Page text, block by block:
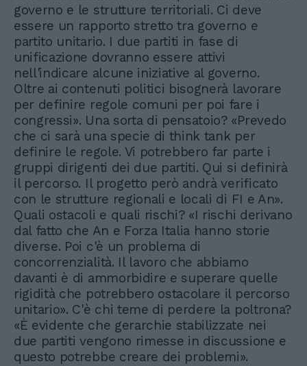
governo e le strutture territoriali. Ci deve
essere un rapporto stretto tra governo e
partito unitario. I due partiti in fase di
unificazione dovranno essere attivi
nell'indicare alcune iniziative al governo.
Oltre ai contenuti politici bisognerà lavorare
per definire regole comuni per poi fare i
congressi». Una sorta di pensatoio? «Prevedo
che ci sarà una specie di think tank per
definire le regole. Vi potrebbero far parte i
gruppi dirigenti dei due partiti. Qui si definirà
il percorso. Il progetto però andrà verificato
con le strutture regionali e locali di FI e An».
Quali ostacoli e quali rischi? «I rischi derivano
dal fatto che An e Forza Italia hanno storie
diverse. Poi c'è un problema di
concorrenzialità. Il lavoro che abbiamo
davanti è di ammorbidire e superare quelle
rigidità che potrebbero ostacolare il percorso
unitario». C'è chi teme di perdere la poltrona?
«È evidente che gerarchie stabilizzate nei
due partiti vengono rimesse in discussione e
questo potrebbe creare dei problemi».